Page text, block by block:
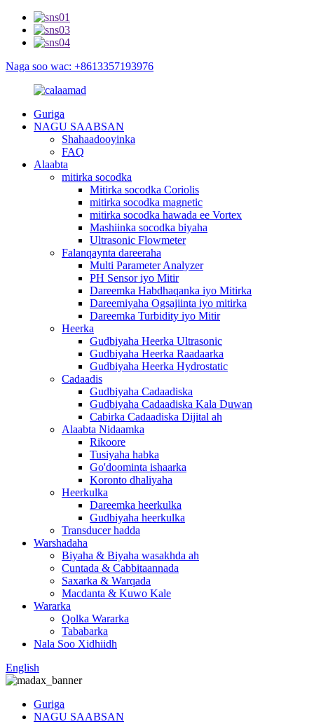
Naga soo wac: +8613357193976
Guriga
NAGU SAABSAN
Shahaadooyinka
FAQ
Alaabta
mitirka socodka
Mitirka socodka Coriolis
mitirka socodka magnetic
mitirka socodka hawada ee Vortex
Mashiinka socodka biyaha
Ultrasonic Flowmeter
Falanqaynta dareeraha
Multi Parameter Analyzer
PH Sensor iyo Mitir
Dareemka Habdhaqanka iyo Mitirka
Dareemiyaha Ogsajiinta iyo mitirka
Dareemka Turbidity iyo Mitir
Heerka
Gudbiyaha Heerka Ultrasonic
Gudbiyaha Heerka Raadaarka
Gudbiyaha Heerka Hydrostatic
Cadaadis
Gudbiyaha Cadaadiska
Gudbiyaha Cadaadiska Kala Duwan
Cabirka Cadaadiska Dijital ah
Alaabta Nidaamka
Rikoore
Tusiyaha habka
Go'doominta ishaarka
Koronto dhaliyaha
Heerkulka
Dareemka heerkulka
Gudbiyaha heerkulka
Transducer hadda
Warshadaha
Biyaha & Biyaha wasakhda ah
Cuntada & Cabbitaannada
Saxarka & Warqada
Macdanta & Kuwo Kale
Wararka
Qolka Wararka
Tababarka
Nala Soo Xidhiidh
English
Guriga
NAGU SAABSAN